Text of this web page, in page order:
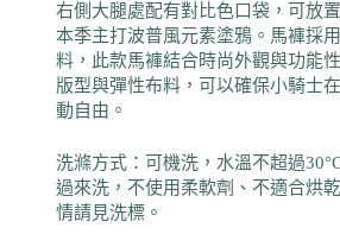
右側大腿處配有對比色口袋，可放
本季主打波普風元素塗鴉。馬褲採
料，此款馬褲結合時尚外觀與功能
版型與彈性布料，可以確保小騎士
動自由。
洗滌方式：可機洗，水溫不超過
過來洗，不使用柔軟劑、不適合烘
情請見洗標。